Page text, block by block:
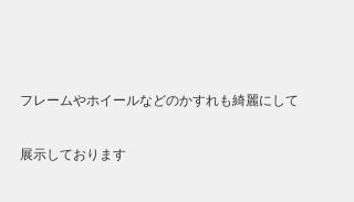
フレームやホイールなどのかすれも綺麗にして
展示しております